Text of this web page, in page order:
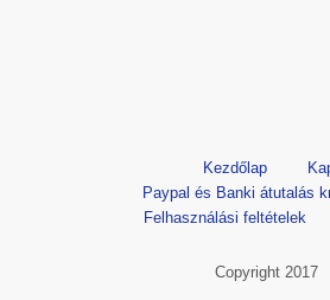
Kezdőlap
Paypal és Banki átutalás
Felhasználási feltételek
Copyright 2017